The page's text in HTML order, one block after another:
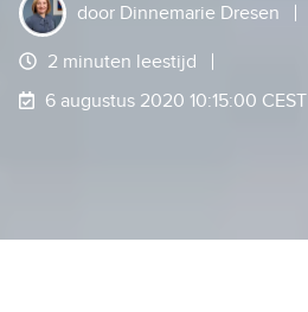
door Dinnemarie Dresen
2 minuten leestijd
6 augustus 2020 10:15:00 CEST